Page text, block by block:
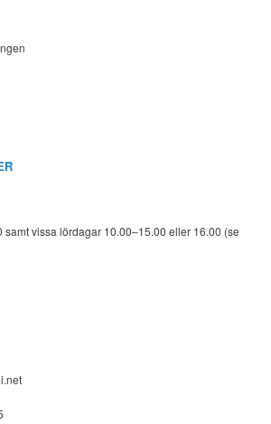
samt vissa lördagar 10.00–15.00 eller 16.00 (se